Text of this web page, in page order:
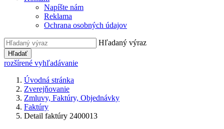
Napíšte nám
Reklama
Ochrana osobných údajov
Hľadaný výraz
Hľadať
rozšírené vyhľadávanie
Úvodná stránka
Zverejňovanie
Zmluvy, Faktúry, Objednávky
Faktúry
Detail faktúry 2400013